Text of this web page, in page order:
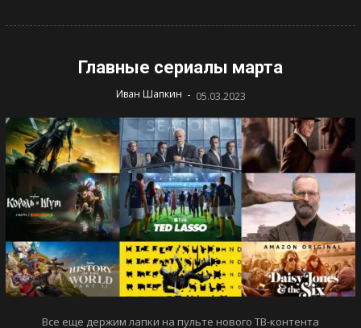
Главные сериалы марта
Иван Шапкин - 05.03.2023
Все еще держим лапки на пульте нового ТВ-контента